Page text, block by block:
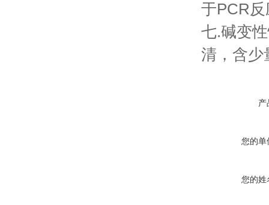
于PCR反
七.碱变
清，含少
产
您的单
您的姓